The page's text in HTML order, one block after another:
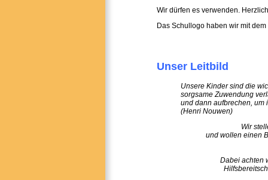
Wir dürfen es verwenden.
Das Schullogo haben wir mit
Unser Leitbild
Unsere Kindersind die
sorgsame Zuwendung
und dann aufbrechen, um
(Henri Nouwen)
Wir
und wollen einen
Dabei achten